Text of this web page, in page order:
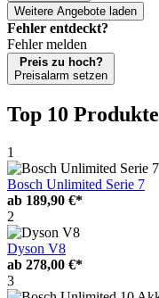
Weitere Angebote laden
Fehler entdeckt?
Fehler melden
Preis zu hoch?
Preisalarm setzen
Top 10 Produkte
1
Bosch Unlimited Serie 7
ab 189,90 €*
2
Dyson V8
ab 278,00 €*
3